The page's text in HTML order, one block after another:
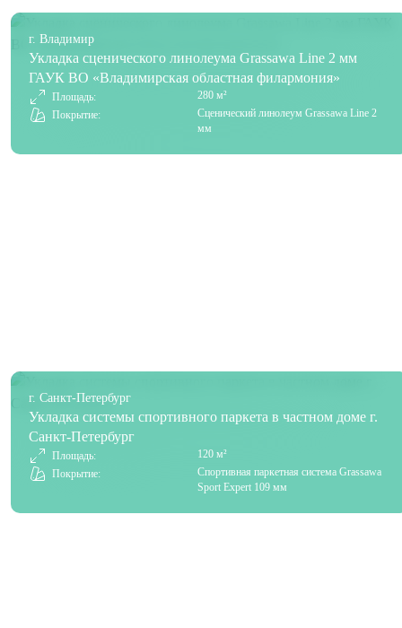
г. Владимир
Укладка сценического линолеума Grassawa Line 2 мм
ГАУК ВО «Владимирская областная филармония»
Площадь:
280 м²
Покрытие:
Сценический линолеум Grassawa Line 2
мм
г. Санкт-Петербург
Укладка системы спортивного паркета в частном доме г.
Санкт-Петербург
Площадь:
120 м²
Покрытие:
Спортивная паркетная система Grassawa
Sport Expert 109 мм